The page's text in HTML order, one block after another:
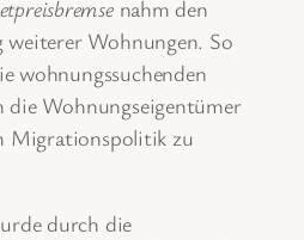
nahm den
Wohnungen. So
wohnungssuchenden
die Wohnungseigentümer
Migrationspolitik zu
durch die